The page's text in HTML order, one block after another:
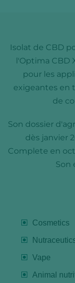
Isolat de CBD
l'Optima CBD
pour les
exigeantes en
de
Son dossier
dès janvier
Complete en
Son
Cosmetics
Vape
Animal